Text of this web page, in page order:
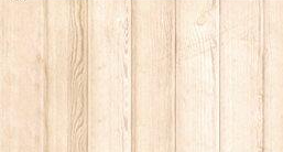
без письменного разрешения автора -